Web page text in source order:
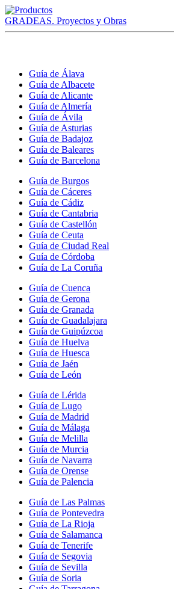
GRADEAS. Proyectos y Obras
Guía de Álava
Guía de Albacete
Guía de Alicante
Guía de Almería
Guía de Ávila
Guía de Asturias
Guía de Badajoz
Guía de Baleares
Guía de Barcelona
Guía de Burgos
Guía de Cáceres
Guía de Cádiz
Guía de Cantabria
Guía de Castellón
Guía de Ceuta
Guía de Ciudad Real
Guía de Córdoba
Guía de La Coruña
Guía de Cuenca
Guía de Gerona
Guía de Granada
Guía de Guadalajara
Guía de Guipúzcoa
Guía de Huelva
Guía de Huesca
Guía de Jaén
Guía de León
Guía de Lérida
Guía de Lugo
Guía de Madrid
Guía de Málaga
Guía de Melilla
Guía de Murcia
Guía de Navarra
Guía de Orense
Guía de Palencia
Guía de Las Palmas
Guía de Pontevedra
Guía de La Rioja
Guía de Salamanca
Guía de Tenerife
Guía de Segovia
Guía de Sevilla
Guía de Soria